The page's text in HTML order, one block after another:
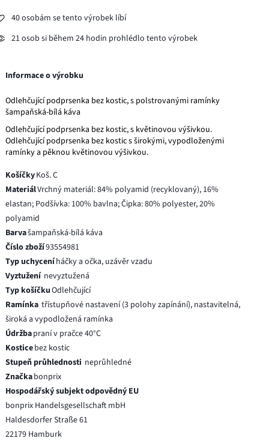
40 osobám se tento výrobek líbí
21 osob si během 24 hodin prohlédlo tento výrobek
Informace o výrobku
Odlehčující podprsenka bez kostic, s polstrovanými ramínky
šampaňská-bílá káva
Odlehčující podprsenka bez kostic, s květinovou výšivkou.
Odlehčující podprsenka bez kostic s širokými, vypodloženými
ramínky a pěknou květinovou výšivkou.
KošíčkyKoš. C
MateriálVrchný materiál: 84% polyamid (recyklovaný), 16%
elastan; Podšívka: 100% bavlna; Čipka: 80% polyester, 20%
polyamid
Barvašampaňská-bílá káva
Číslo zboží93554981
Typ uchyceníháčky a očka, uzávěr vzadu
Vyztužení nevyztužená
Typ košíčkuOdlehčující
Ramínka třístupňové nastavení (3 polohy zapínání), nastavitelná,
široká a vypodložená ramínka
Údržbapraní v pračce 40°C
Kosticebez kostic
Stupeň průhlednosti neprůhledné
Značkabonprix
Hospodářský subjekt odpovědný EU
bonprix Handelsgesellschaft mbH
Haldesdorfer Straße 61
22179 Hamburk